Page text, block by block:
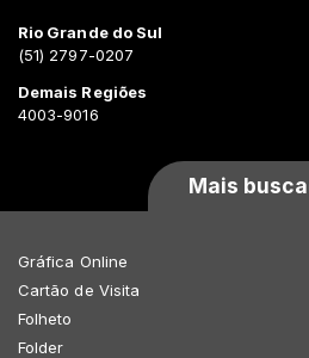
Rio Grande do Sul
(51) 2797-0207
Demais Regiões
4003-9016
Mais
Gráfica Online
Cartão de Visita
Folheto
Folder